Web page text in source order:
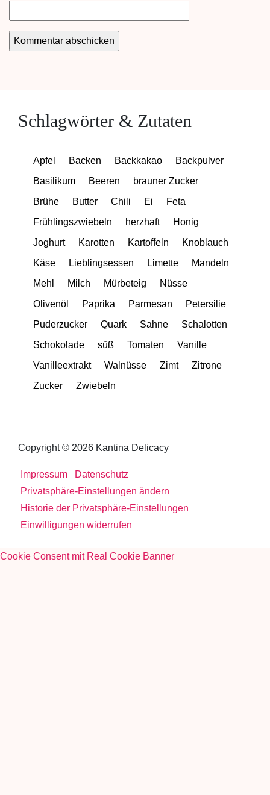
Schlagwörter & Zutaten
Apfel Backen Backkakao
Backpulver
Basilikum
Beeren
brauner Zucker
Brühe
Butter Chili Ei
Feta
Frühlingszwiebeln
herzhaft
Honig
Joghurt
Karotten Kartoffeln
Knoblauch
Käse
Lieblingsessen Limette
Mandeln
Mehl
Milch Mürbeteig
Nüsse
Olivenöl
Paprika Parmesan
Petersilie
Puderzucker
Quark Sahne
Schalotten
Schokolade
süß Tomaten
Vanille
Vanilleextrakt
Walnüsse Zimt
Zitrone
Zucker
Zwiebeln
Copyright © 2026 Kantina Delicacy
Impressum
Datenschutz
Privatsphäre-Einstellungen ändern
Historie der Privatsphäre-Einstellungen
Einwilligungen widerrufen
Cookie Consent mit Real Cookie Banner